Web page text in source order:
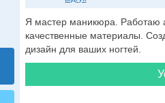
Я мастер маникюра. Работаю
качественные материалы.
дизайн для ваших ногтей.